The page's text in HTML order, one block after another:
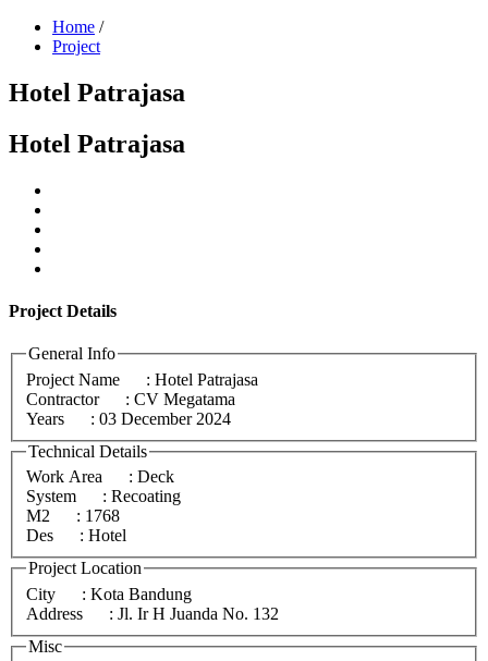
Home /
Project
Hotel Patrajasa
Hotel Patrajasa
Project Details
General Info
Project Name
: Hotel Patrajasa
Contractor
: CV Megatama
Years
: 03 December 2024
Technical Details
Work Area
: Deck
System
: Recoating
M2
: 1768
Des
: Hotel
Project Location
City
: Kota Bandung
Address
: Jl. Ir H Juanda No. 132
Misc